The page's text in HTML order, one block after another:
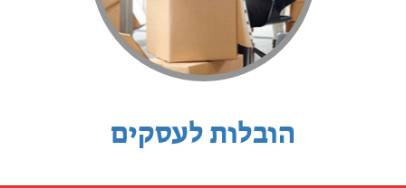
הובלות לעסקים